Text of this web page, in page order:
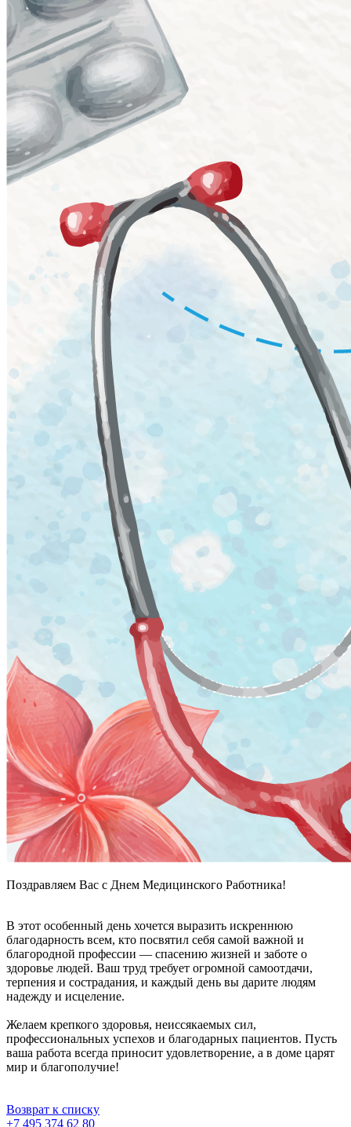
Поздравляем Вас с Днем Медицинского Работника!
В этот особенный день хочется выразить искреннюю
благодарность всем, кто посвятил себя самой важной и
благородной профессии — спасению жизней и заботе о
здоровье людей. Ваш труд требует огромной самоотдачи,
терпения и сострадания, и каждый день вы дарите людям
надежду и исцеление.
Желаем крепкого здоровья, неиссякаемых сил,
профессиональных успехов и благодарных пациентов. Пусть
ваша работа всегда приносит удовлетворение, а в доме царят
мир и благополучие!
Возврат к списку
+7 495 374 62 80